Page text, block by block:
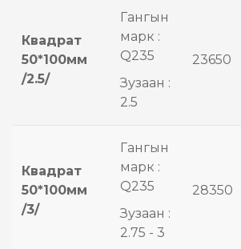
Квадрат
50*100мм
/2.5/
Гангын
марк :
Q235
Зузаан :
2.5
23650
Квадрат
50*100мм
/3/
Гангын
марк :
Q235
Зузаан :
2.75 - 3
28350